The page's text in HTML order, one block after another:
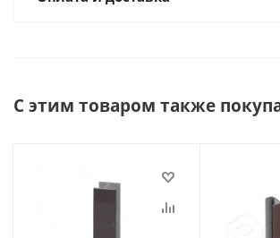
С этим товаром также